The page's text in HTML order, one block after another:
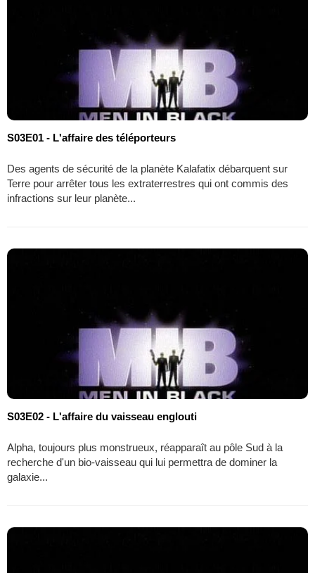
S03E01 - L'affaire des téléporteurs
Des agents de sécurité de la planète Kalafatix débarquent sur
Terre pour arrêter tous les extraterrestres qui ont commis des
infractions sur leur planète...
S03E02 - L'affaire du vaisseau englouti
Alpha, toujours plus monstrueux, réapparaît au pôle Sud à la
recherche d'un bio-vaisseau qui lui permettra de dominer la
galaxie...